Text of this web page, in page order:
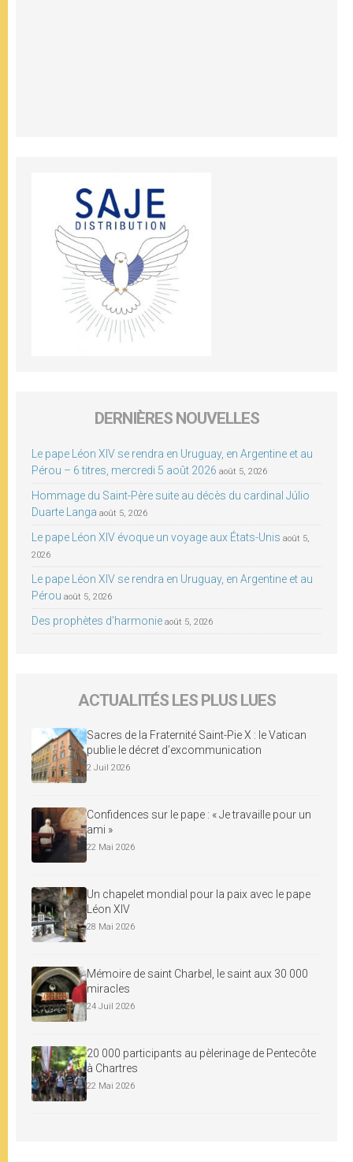
DERNIÈRES NOUVELLES
Le pape Léon XIV se rendra en Uruguay, en Argentine et au
Pérou – 6 titres, mercredi 5 août 2026 août 5, 2026
Hommage du Saint-Père suite au décès du cardinal Júlio
Duarte Langa août 5, 2026
Le pape Léon XIV évoque un voyage aux États-Unis août 5,
2026
Le pape Léon XIV se rendra en Uruguay, en Argentine et au
Pérou août 5, 2026
Des prophètes d’harmonie août 5, 2026
ACTUALITÉS LES PLUS LUES
Sacres de la Fraternité Saint-Pie X : le Vatican
publie le décret d’excommunication
2 Juil 2026
Confidences sur le pape : « Je travaille pour un
ami »
22 Mai 2026
Un chapelet mondial pour la paix avec le pape
Léon XIV
28 Mai 2026
Mémoire de saint Charbel, le saint aux 30 000
miracles
24 Juil 2026
20 000 participants au pèlerinage de Pentecôte
à Chartres
22 Mai 2026